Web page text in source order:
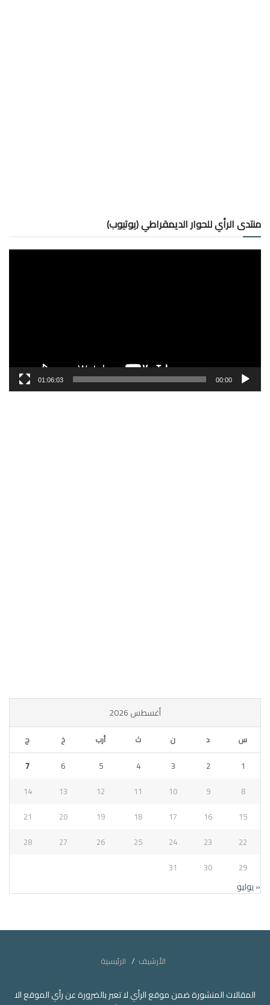
منتدى الرأي للحوار الديمقراطي (يوتيوب)
00:00
01:06:03
أغسطس 2026
س د ن ث أرب خ ج
1
2
3
4
5
6
7
8
9
10
11
12
13
14
15
16
17
18
19
20
21
22
23
24
25
26
27
28
29
30
31
« يوليو
الأرشيف الرئيسية
المقالات المنشورة ضمن موقع الرأي لا تعبر بالضرورة عن رأي الموقع الا